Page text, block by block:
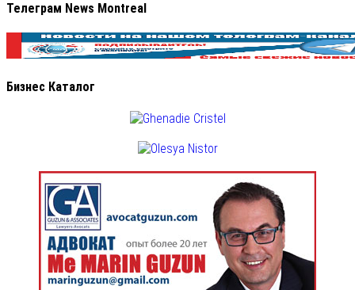
Телеграм News Montreal
Бизнес Каталог